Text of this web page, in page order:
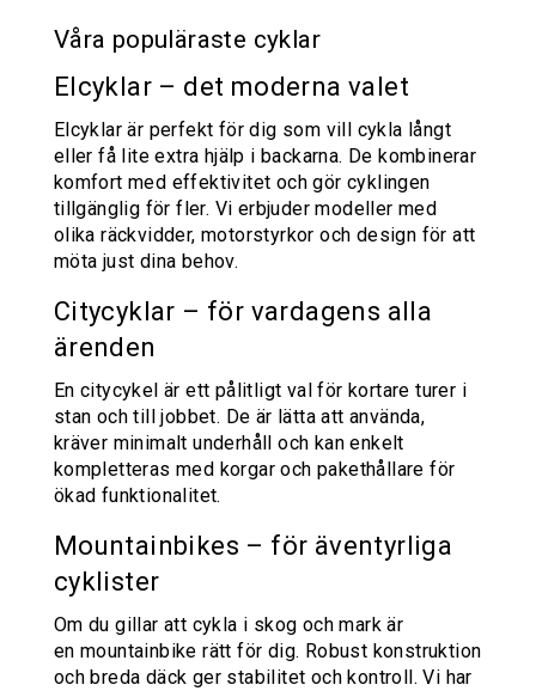
Våra populäraste cyklar
Elcyklar – det moderna valet
Elcyklar är perfekt för dig som vill cykla långt
eller få lite extra hjälp i backarna. De kombinerar
komfort med effektivitet och gör cyklingen
tillgänglig för fler. Vi erbjuder modeller med
olika räckvidder, motorstyrkor och design för att
möta just dina behov.
Citycyklar – för vardagens alla
ärenden
En citycykel är ett pålitligt val för kortare turer i
stan och till jobbet. De är lätta att använda,
kräver minimalt underhåll och kan enkelt
kompletteras med korgar och pakethållare för
ökad funktionalitet.
Mountainbikes – för äventyrliga
cyklister
Om du gillar att cykla i skog och mark är
en mountainbike rätt för dig. Robust konstruktion
och breda däck ger stabilitet och kontroll. Vi har